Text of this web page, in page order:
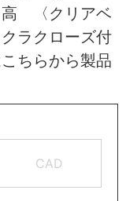
〈クリアベ
ラクローズ付
ちらから製品
CAD